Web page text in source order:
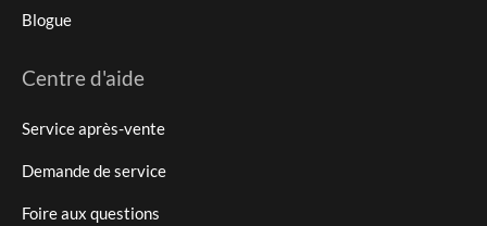
Blogue
Centre d'aide
Service après-vente
Demande de service
Foire aux questions